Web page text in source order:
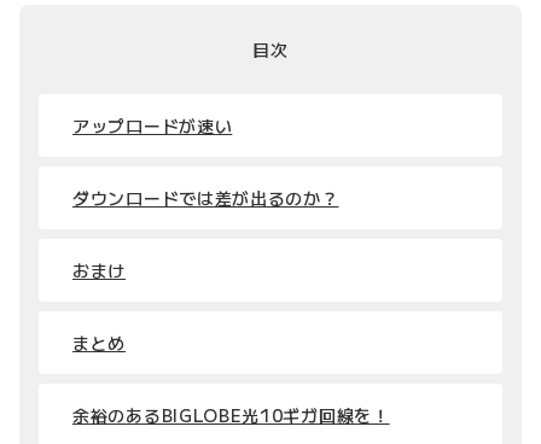
目次
アップロードが速い
ダウンロードでは差が出るのか？
おまけ
まとめ
余裕のあるBIGLOBE光10ギガ回線を！